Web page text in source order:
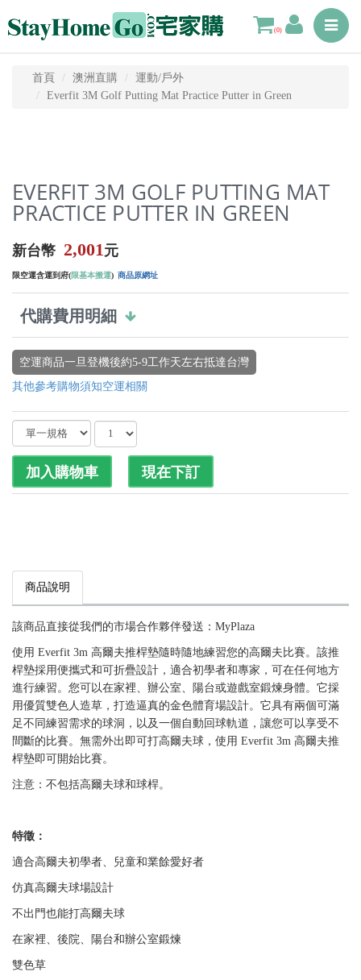
Toggle
(0)
首頁 澳洲直購
運動/戶外
Everfit 3M Golf Putting Mat Practice Putter in Green
EVERFIT 3M GOLF PUTTING MAT
PRACTICE PUTTER IN GREEN
新台幣 2,001元
限空運含運到府(限基本搬運) 商品原網址
代購費用明細
商品說明
該商品直接從我們的市場合作夥伴發送：MyPlaza
使用 Everfit 3m 高爾夫推桿墊隨時隨地練習您的高爾夫比賽。該推
桿墊採用便攜式和可折疊設計，適合初學者和專家，可在任何地方
進行練習。您可以在家裡、辦公室、陽台或遊戲室鍛煉身體。它採
用優質雙色人造草，打造逼真的金色體育場設計。它具有兩個可滿
足不同練習需求的球洞，以及一個自動回球軌道，讓您可以享受不
間斷的比賽。無需外出即可打高爾夫球，使用 Everfit 3m 高爾夫推
桿墊即可開始比賽。
注意：不包括高爾夫球和球桿。
特徵：
適合高爾夫初學者、兒童和業餘愛好者
仿真高爾夫球場設計
不出門也能打高爾夫球
在家裡、後院、陽台和辦公室鍛煉
雙色草